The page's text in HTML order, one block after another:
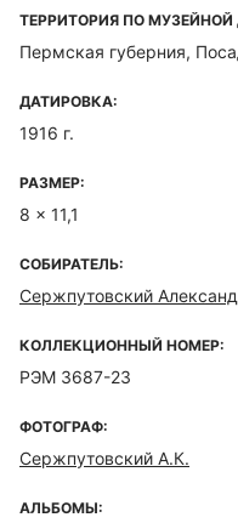
ТЕРРИТОРИЯ ПО
Пермская губерния,
ДАТИРОВКА:
1916 г.
РАЗМЕР:
8 x 11,1
СОБИРАТЕЛЬ:
Сержпутовский
КОЛЛЕКЦИОННЫЙ НОМЕР:
РЭМ 3687-23
ФОТОГРАФ:
Сержпутовский А.К.
АЛЬБОМЫ: